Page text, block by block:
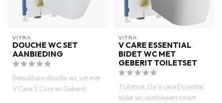
VITRA
DOUCHE WC SET
AANBIEDING
Betaalbare douche wc set met
V Care 3 Core en Geberit
VITRA
V CARE ESSENTIAL
BIDET WC MET
GEBERIT TOILETSET
Toiletset, De V care Essential
bidet wc combineert smart